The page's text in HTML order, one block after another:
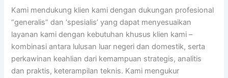
Kami mendukung klien kami dengan dukungan profesional
“generalis” dan ‘spesialis’ yang dapat menyesuaikan
layanan kami dengan kebutuhan khusus klien kami –
kombinasi antara lulusan luar negeri dan domestik, serta
perkawinan keahlian dari kemampuan strategis, analitis
dan praktis, keterampilan teknis. Kami mengukur